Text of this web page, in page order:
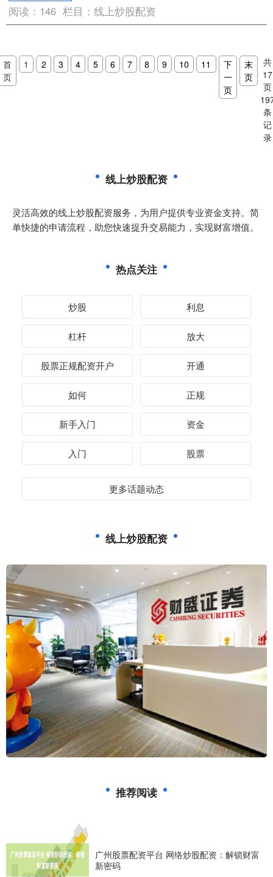
阅读： 146 栏目：线上炒股配资
首
页
1 2 3 4 5 6 7 8 9 10 11
下
一
页
末
页
共
17
页
条
记
录
线上炒股配资
灵活高效的线上炒股配资服务，为用户提供专业资金支持。简
单快捷的申请流程，助您快速提升交易能力，实现财富增值。
热点关注
炒股 利息
杠杆 放大
股票正规配资开户 开通
如何 正规
新手入门 资金
入门 股票
更多话题动态
线上炒股配资
推荐阅读
广州股票配资平台 网络炒股配资：解锁财富
新密码